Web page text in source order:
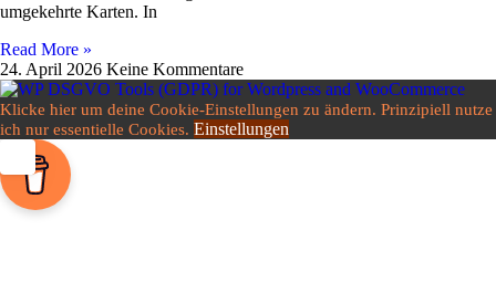
umge­kehrte Karten. In
Read More »
24. April 2026 Keine Kommentare
Klicke hier um deine Cookie-Einstellungen zu ändern. Prinzipiell nutze
ich nur essentielle Cookies. Einstellungen